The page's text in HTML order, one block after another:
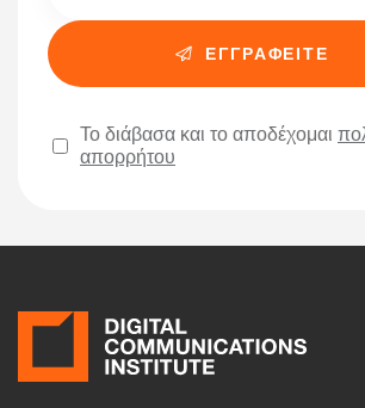
Το διάβασα και το αποδέχομαι
απορρήτου